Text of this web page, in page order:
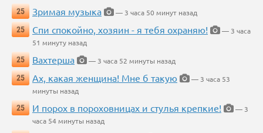
25
Зримая музыка
— 3 часа 50 минут назад
25
Спи спокойно, хозяин - я тебя охраняю!
— 3 часа
51 минуту назад
25
Вахтерша
— 3 часа 52 минуты назад
25
Ах, какая женщина! Мне б такую
— 3 часа 53
минуты назад
25
И порох в пороховницах и стулья крепкие!
— 3
часа 54 минуты назад